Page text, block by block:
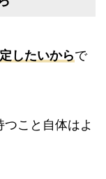
したいからで
こと自体はよ